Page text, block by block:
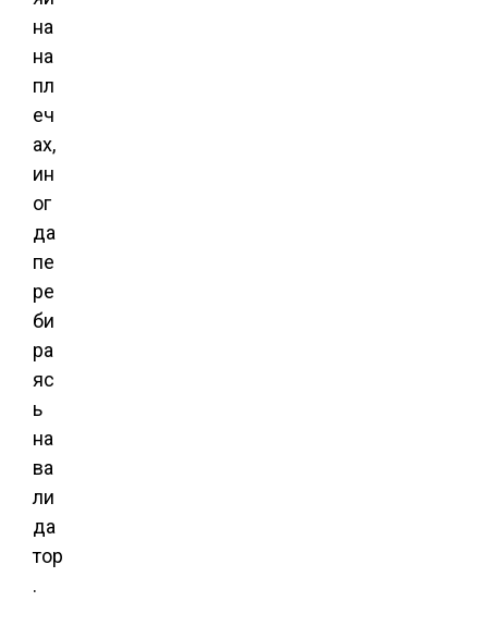
на
на
пл
еч
ах,
ин
ог
да
пе
ре
би
ра
яс
ь
на
ва
ли
да
тор
.